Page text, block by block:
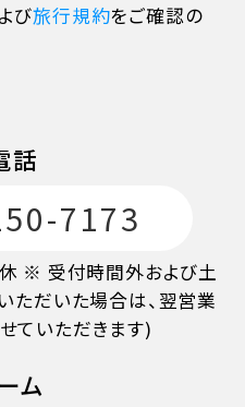
び旅行規約をご確認の
話
7173
休 ※ 受付時間外および土
ただいた場合は、翌営業
ていただきます)
ム